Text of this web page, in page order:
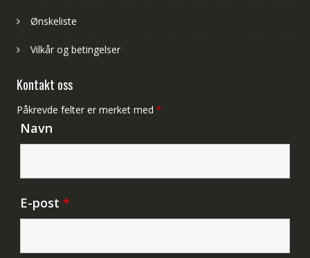
Ønskeliste
Vilkår og betingelser
Kontakt oss
Påkrevde felter er merket med *
Navn
E-post *